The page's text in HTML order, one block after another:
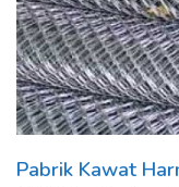
Pabrik Kawat